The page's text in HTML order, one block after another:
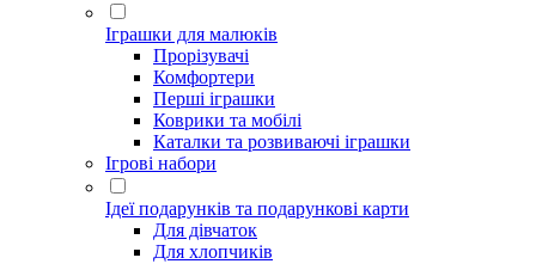
Іграшки для малюків
Прорізувачі
Комфортери
Перші іграшки
Коврики та мобілі
Каталки та розвиваючі іграшки
Ігрові набори
Ідеї ​​подарунків та подарункові карти
Для дівчаток
Для хлопчиків